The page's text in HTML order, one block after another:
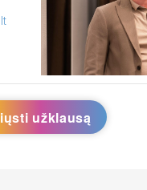
užklausą